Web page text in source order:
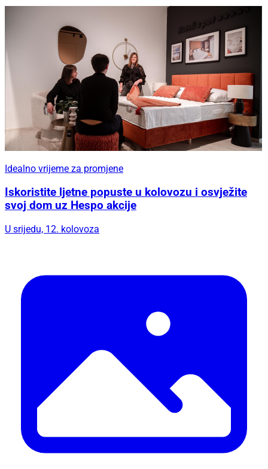
Idealno vrijeme za promjene
Iskoristite ljetne popuste u kolovozu i osvježite
svoj dom uz Hespo akcije
U srijedu, 12. kolovoza